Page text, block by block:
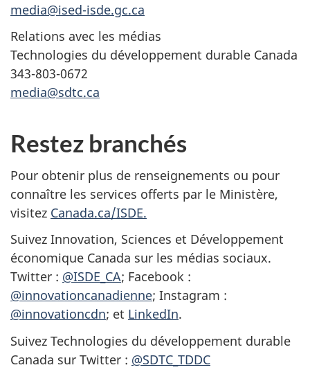
media@ised-isde.gc.ca
Relations avec les médias
Technologies du développement durable Canada
343-803-0672
media@sdtc.ca
Restez branchés
Pour obtenir plus de renseignements ou pour
connaître les services offerts par le Ministère,
visitez Canada.ca/ISDE.
Suivez Innovation, Sciences et Développement
économique Canada sur les médias sociaux.
Twitter : @ISDE_CA; Facebook :
@innovationcanadienne; Instagram :
@innovationcdn; et LinkedIn.
Suivez Technologies du développement durable
Canada sur Twitter : @SDTC_TDDC